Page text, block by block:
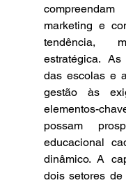
marketing e
tendência,
estratégica.
das escolas e
gestão às
elementos-
possam
educacional
dinâmico. A
dois setores de